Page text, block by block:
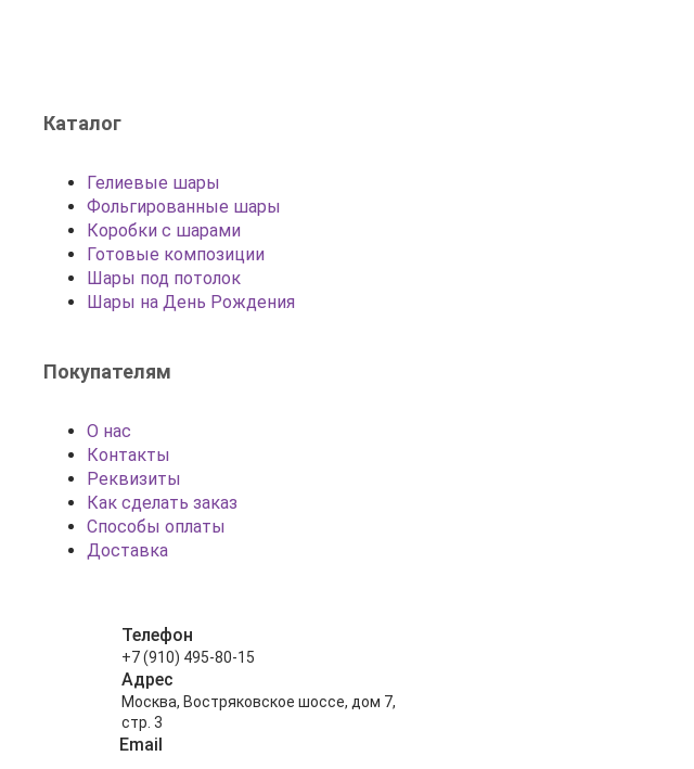
Каталог
Гелиевые шары
Фольгированные шары
Коробки с шарами
Готовые композиции
Шары под потолок
Шары на День Рождения
Покупателям
О нас
Контакты
Реквизиты
Как сделать заказ
Способы оплаты
Доставка
Телефон
+7 (910) 495-80-15
Адрес
Москва, Востряковское шоссе, дом 7,
стр. 3
Email